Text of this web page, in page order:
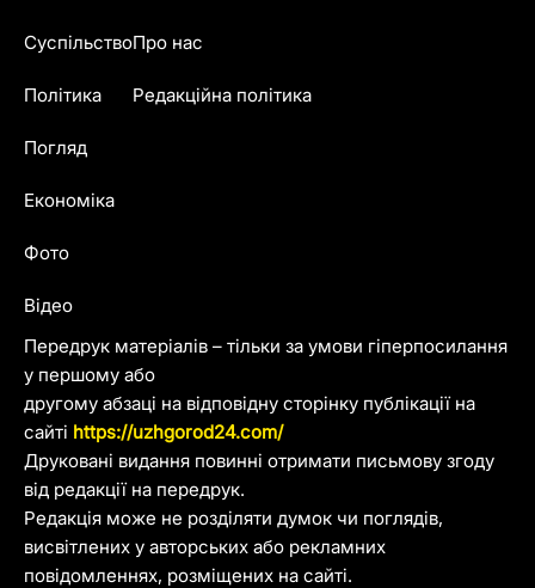
Передрук матеріалів – тільки за умови гіперпосилання
у першому або
другому абзаці на відповідну сторінку публікації на
сайті https://uzhgorod24.com/
Друковані видання повинні отримати письмову згоду
від редакції на передрук.
Редакція може не розділяти думок чи поглядів,
висвітлених у авторських або рекламних
повідомленнях, розміщених на сайті.
Суспільство
Політика
Погляд
Економіка
Фото
Відео
Про нас
Редакційна політика